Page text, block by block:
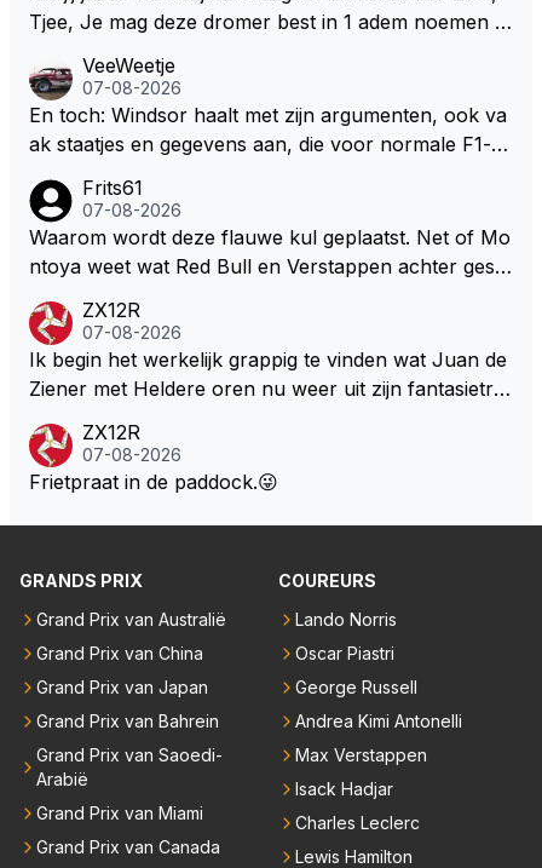
Tjee, Je mag deze dromer best in 1 adem noemen m
aar voordragen uit eigen geest. Kan mij voorstellen d
at je het leuk vindt sprookjes te luisteren maar heb jij
jezelf dan ook wel eens afgevraagd of de dappere b
ze wolff gesneden heeft?
VeeWeetje
07-08-2026
En toch: Windsor haalt met zijn argumenten, ook va
ak staatjes en gegevens aan, die voor normale F1-fa
okies made of your own dough" 🤣
Frits61
07-08-2026
Waarom wordt deze flauwe kul geplaatst. Net of Mo
ntoya weet wat Red Bull en Verstappen achter geslo
ZX12R
07-08-2026
Ik begin het werkelijk grappig te vinden wat Juan de
Ziener met Heldere oren nu weer uit zijn fantasietro
zijn eigen lege geest, of, hij behoort tot de intimi van
Team Verstappen...., Praten doet ie in iedergeval ma
ZX12R
07-08-2026
Frietpraat in de paddock.😜
GRANDS PRIX
Grand Prix van Australië
Grand Prix van China
Grand Prix van Japan
Grand Prix van Bahrein
Grand Prix van Saoedi-
Arabië
Grand Prix van Miami
Grand Prix van Canada
COUREURS
Lando Norris
Oscar Piastri
George Russell
Andrea Kimi Antonelli
Max Verstappen
Isack Hadjar
Charles Leclerc
Lewis Hamilton